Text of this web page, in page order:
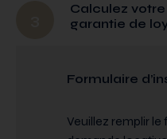
Calculez
garantie de
Formulaire
Veuillez remplir